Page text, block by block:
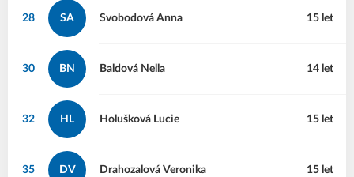
28 SA Anna
Svobodová 15 let
30 BN Nella
Baldová 14 let
32 HL Lucie
Holušková 15 let
35 DV Veronika
Drahozalová 15 let